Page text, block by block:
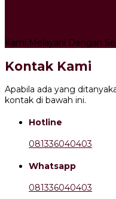
Kami Melayani Dengan
Kontak Kami
Apabila ada yang
kontak di bawah ini.
Hotline
081336040403
Whatsapp
081336040403